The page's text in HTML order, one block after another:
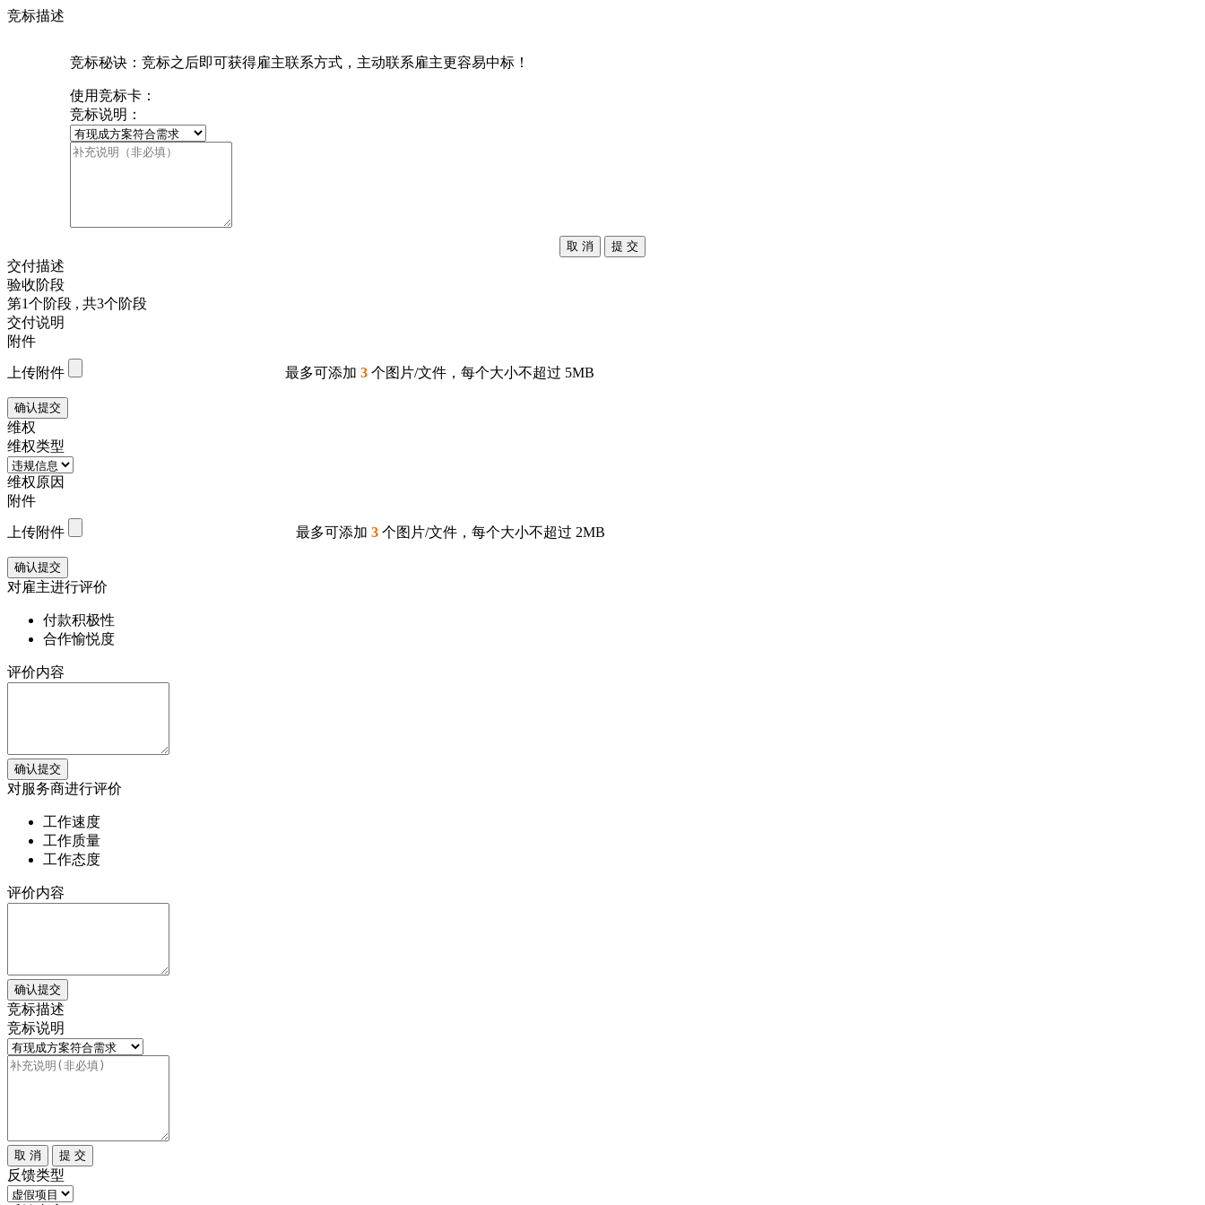
竞标描述
竞标秘诀：竞标之后即可获得雇主联系方式，主动联系雇主更容易中标！
使用竞标卡：
竞标说明：
取 消 提 交
交付描述
验收阶段
第1个阶段 , 共3个阶段
交付说明
附件
上传附件 最多可添加 3 个图片/文件，每个大小不超过 5MB
确认提交
维权
维权类型
维权原因
附件
上传附件 最多可添加 3 个图片/文件，每个大小不超过 2MB
确认提交
对雇主进行评价
付款积极性
合作愉悦度
评价内容
确认提交
对服务商进行评价
工作速度
工作质量
工作态度
评价内容
确认提交
竞标描述
竞标说明
取 消 提 交
反馈类型